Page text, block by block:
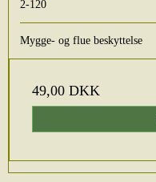
2-120
Mygge- og flue beskyttelse
49,00 DKK